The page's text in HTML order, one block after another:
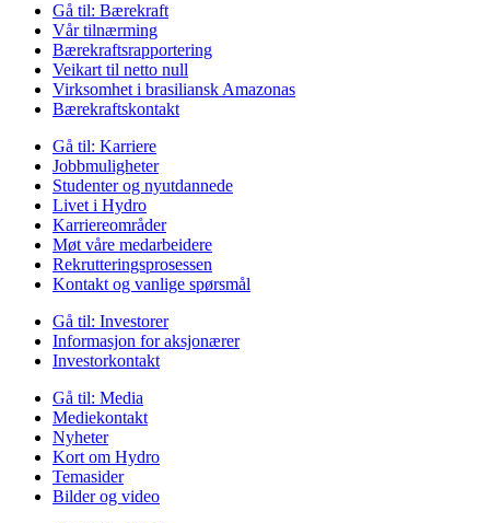
Gå til: Bærekraft
Vår tilnærming
Bærekraftsrapportering
Veikart til netto null
Virksomhet i brasiliansk Amazonas
Bærekraftskontakt
Gå til: Karriere
Jobbmuligheter
Studenter og nyutdannede
Livet i Hydro
Karriereområder
Møt våre medarbeidere
Rekrutteringsprosessen
Kontakt og vanlige spørsmål
Gå til: Investorer
Informasjon for aksjonærer
Investorkontakt
Gå til: Media
Mediekontakt
Nyheter
Kort om Hydro
Temasider
Bilder og video